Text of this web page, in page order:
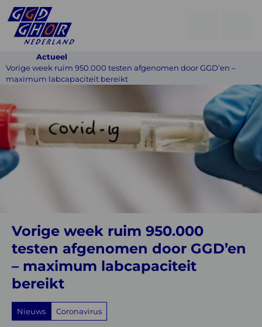
Actueel
Vorige week ruim 950.000 testen afgenomen door GGD’en –
maximum labcapaciteit bereikt
week
ruim
950.000
testen
GGD’en
maximum
labcapaciteit
bereikt
Vorige week ruim 950.000
testen afgenomen door GGD’en
– maximum labcapaciteit
bereikt
Nieuws Coronavirus